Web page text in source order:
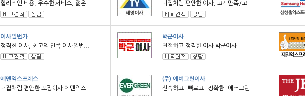
합리적인 비용, 우수한 서비스, 젊은...
내집처럼 편안한 이사, 고객만족/고...
이사일번가
정직한 이사, 최고의 만족 이사일번...
박군이사
친절하고 정직한 이사 박군이사
에덴익스프레스
내집처럼 편안한 포장이사 에덴익스...
(주) 에버그린이사
신속하고! 빠르고! 정확한! 에버그린...